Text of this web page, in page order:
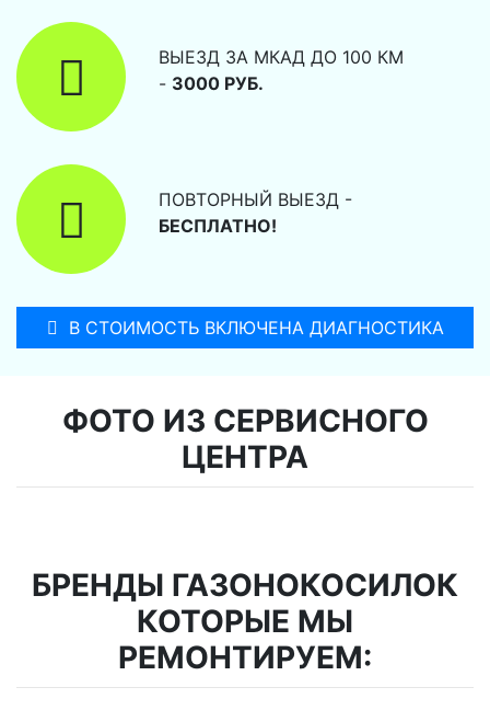
ВЫЕЗД ЗА МКАД ДО 100 КМ
- 3000 РУБ.
ПОВТОРНЫЙ ВЫЕЗД -
БЕСПЛАТНО!
В СТОИМОСТЬ ВКЛЮЧЕНА ДИАГНОСТИКА
ФОТО ИЗ СЕРВИСНОГО
ЦЕНТРА
БРЕНДЫ ГАЗОНОКОСИЛОК
КОТОРЫЕ МЫ
РЕМОНТИРУЕМ: